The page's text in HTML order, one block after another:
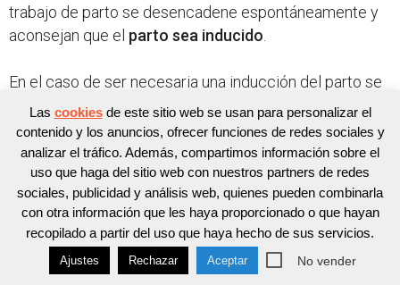
trabajo de parto se desencadene espontáneamente y
aconsejan que el parto sea inducido.
En el caso de ser necesaria una inducción del parto se
puede emplear diferentes esquemas basados en el
uso degeles de prostaglandinaspara provocar el
borramiento del cuello del útero y de la hormona
oxitocina . Siempre infórmate sobre el procedimiento
que será empleado y cuáles son losriesgos y
beneficios de cada alternativa.
Malestares y complicaciones en la
Las cookiesde este sitio web se usan para personalizar el
contenido y los anuncios, ofrecer funciones de redes sociales y
analizar el tráfico. Además, compartimos información sobre el
uso que haga del sitio web con nuestros partners de redes
sociales, publicidad y análisis web, quienes pueden combinarla
con otra información que les haya proporcionado o que hayan
recopilado a partir del uso que haya hecho de sus servicios.
Ajustes Rechazar Aceptar No vender